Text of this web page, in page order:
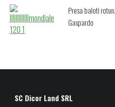
Presa baloti
Gaspardo
SC Dicor Land SRL